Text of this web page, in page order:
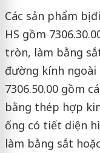
Các sản phẩm bị
HS gồm
tròn, làm bằng
đường kính ngoài
7306.50.00 gồm
bằng thép hợp
ống có tiết diện
làm bằng sắt